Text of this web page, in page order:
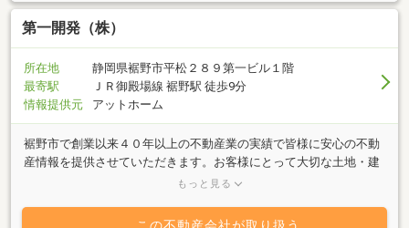
第一開発（株）
所在地
静岡県裾野市平松２８９第一ビル１階
最寄駅
ＪＲ御殿場線 裾野駅 徒歩9分
情報提供元
アットホーム
裾野市で創業以来４０年以上の不動産業の実績で皆様に安心の不動
産情報を提供させていただきます。お客様にとって大切な土地・建
物のことを他方面（ローン・税金・建物・相続等々）よりアドバイ
取扱いすべてに誠意をもって対応いたします。不動産のことでわか
もっと見る